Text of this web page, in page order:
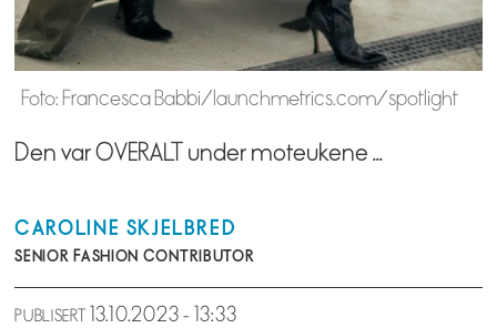
Foto: Francesca Babbi/launchmetrics.com/spotlight
Den var OVERALT under moteukene ...
CAROLINE SKJELBRED
SENIOR FASHION CONTRIBUTOR
PUBLISERT 13.10.2023 - 13:33